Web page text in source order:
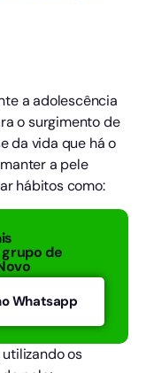
a adolescência
o surgimento de
da vida que há o
a pele
hábitos como:
de
Whatsapp
os